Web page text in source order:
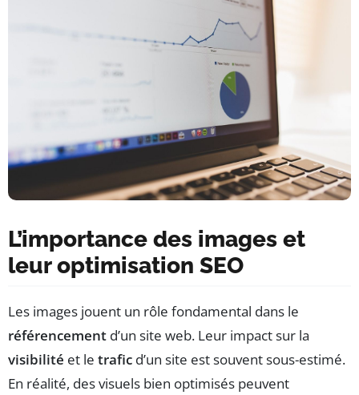
L’importance des images et
leur optimisation SEO
Les images jouent un rôle fondamental dans le
référencement d’un site web. Leur impact sur la
visibilité et le trafic d’un site est souvent sous-estimé.
En réalité, des visuels bien optimisés peuvent